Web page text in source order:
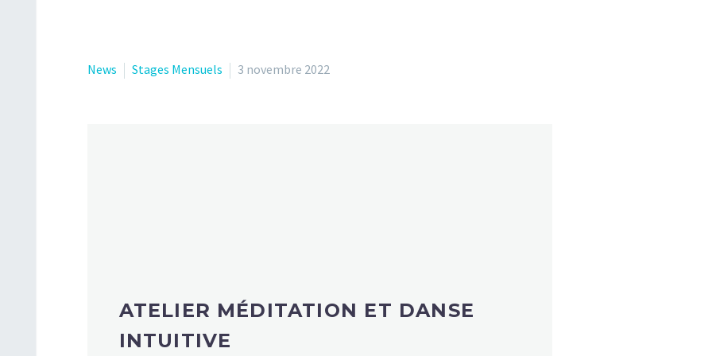
News Stages Mensuels 3 novembre 2022
ATELIER MÉDITATION ET DANSE
INTUITIVE